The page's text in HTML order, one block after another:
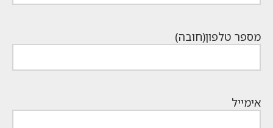
מספר טלפון(חובה)
אימייל